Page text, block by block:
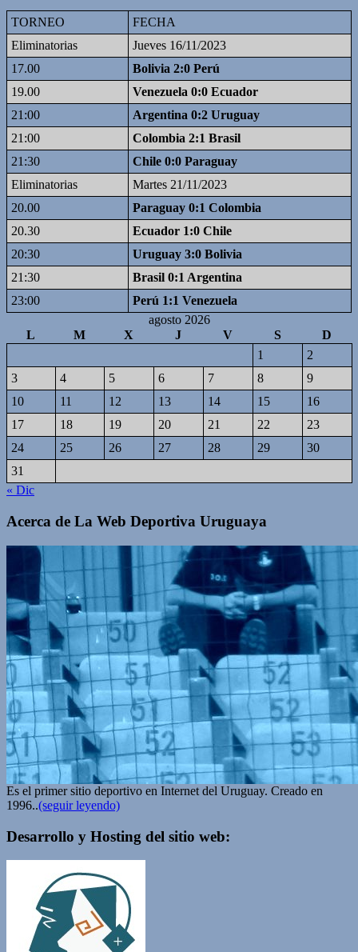
TORNEO
FECHA
Eliminatorias
Jueves 16/11/2023
17.00
Bolivia 2:0 Perú
19.00
Venezuela 0:0 Ecuador
21:00
Argentina 0:2 Uruguay
21:00
Colombia 2:1 Brasil
21:30
Chile 0:0 Paraguay
Eliminatorias
Martes 21/11/2023
20.00
Paraguay 0:1 Colombia
20.30
Ecuador 1:0 Chile
20:30
Uruguay 3:0 Bolivia
21:30
Brasil 0:1 Argentina
23:00
Perú 1:1 Venezuela
agosto 2026
L
M X J V S
D
1
2
3
4 5 6 7 8
9
10
11 12 13 14 15
16
17
18 19 20 21 22
23
24
25 26 27 28 29
30
31
« Dic
Acerca de La Web Deportiva Uruguaya
Es el primer sitio deportivo en Internet del Uruguay. Creado en
1996..(seguir leyendo)
Desarrollo y Hosting del sitio web: